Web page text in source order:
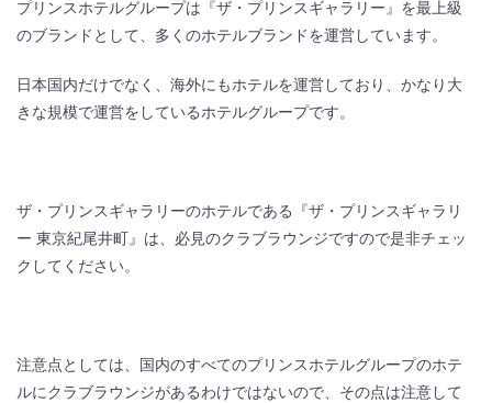
プリンスホテルグループは『ザ・プリンスギャラリー』を最上級
のブランドとして、多くのホテルブランドを運営しています。
日本国内だけでなく、海外にもホテルを運営しており、かなり大
きな規模で運営をしているホテルグループです。
ザ・プリンスギャラリーのホテルである『ザ・プリンスギャラリ
ー 東京紀尾井町』は、必見のクラブラウンジですので是非チェッ
クしてください。
注意点としては、国内のすべてのプリンスホテルグループのホテ
ルにクラブラウンジがあるわけではないので、その点は注意して